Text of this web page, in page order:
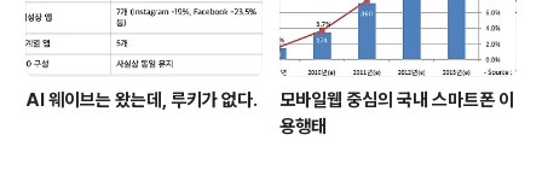
AI 웨이브는 왔는데, 루키가 없다.
모바일웹 중심의 국내 스마트폰 이
용행태